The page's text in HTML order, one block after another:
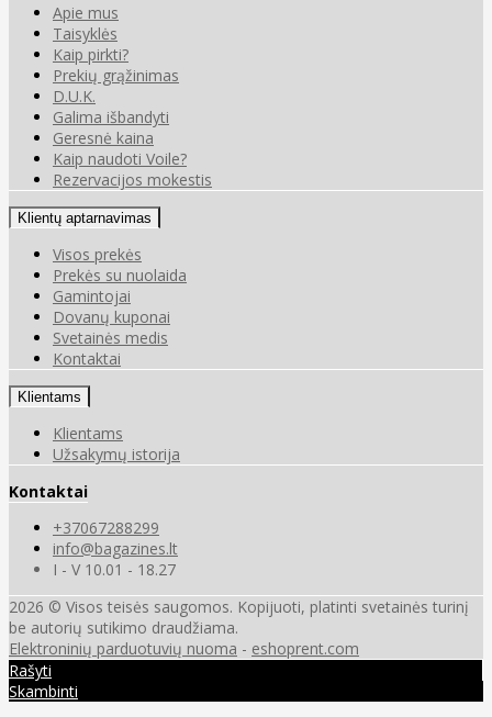
Apie mus
Taisyklės
Kaip pirkti?
Prekių grąžinimas
D.U.K.
Galima išbandyti
Geresnė kaina
Kaip naudoti Voile?
Rezervacijos mokestis
Klientų aptarnavimas
Visos prekės
Prekės su nuolaida
Gamintojai
Dovanų kuponai
Svetainės medis
Kontaktai
Klientams
Klientams
Užsakymų istorija
Kontaktai
+37067288299
info@bagazines.lt
I - V 10.01 - 18.27
2026 © Visos teisės saugomos. Kopijuoti, platinti svetainės turinį
be autorių sutikimo draudžiama.
Elektroninių parduotuvių nuoma - eshoprent.com
Rašyti
Skambinti